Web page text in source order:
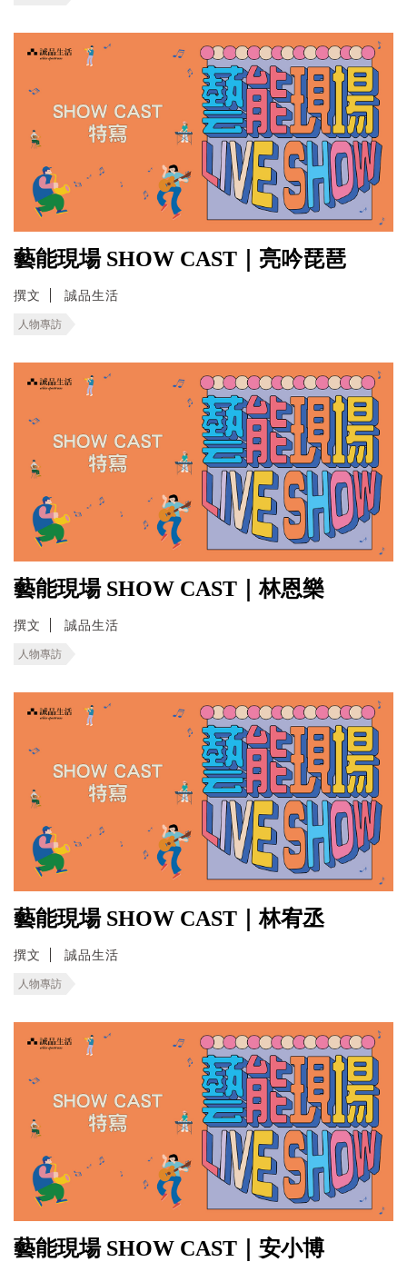
藝能現場 SHOW CAST｜亮吟琵琶
撰文 誠品生活
人物專訪
藝能現場 SHOW CAST｜林恩樂
撰文 誠品生活
人物專訪
藝能現場 SHOW CAST｜林宥丞
撰文 誠品生活
人物專訪
藝能現場 SHOW CAST｜安小博